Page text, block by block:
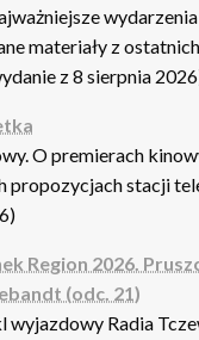
materiały z
z 8 sierpnia
O premierach
propozycjach stacji
Region 2026.
(odc. 21)
wyjazdowy Radia